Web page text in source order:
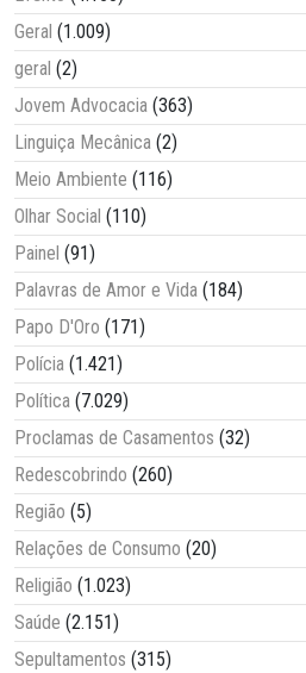
Geral (1.009)
geral (2)
Jovem Advocacia (363)
Linguiça Mecânica (2)
Meio Ambiente (116)
Olhar Social (110)
Painel (91)
Palavras de Amor e Vida (184)
Papo D'Oro (171)
Polícia (1.421)
Política (7.029)
Proclamas de Casamentos (32)
Redescobrindo (260)
Região (5)
Relações de Consumo (20)
Religião (1.023)
Saúde (2.151)
Sepultamentos (315)